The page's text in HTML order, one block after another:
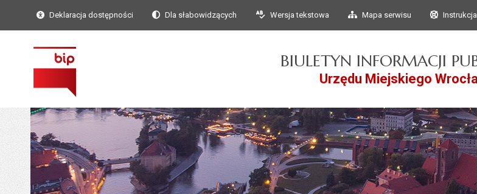
Przejdź do głównego
Przejdź do treści
Deklaracja dostępności Dla słabowidzących Wersja tekstowa Mapa serwisu
BIULETYN INFORMACJI
Urzędu Miejskiego